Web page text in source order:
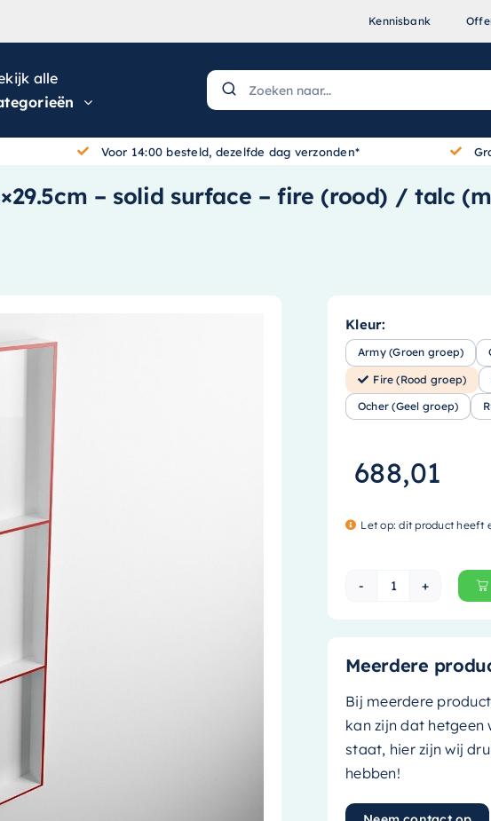
Kennisbank
alle
Voor 14:00 besteld, dezelfde dag verzonden*
– solid surface – fire (rood) / talc
Kleur:
Army (Groen groep)
Fire (Rood groep)
Ocher (Geel groep)
688,01
Let op: dit product heeft
Mondiaz
Meerdere
Bij meerdere
kan zijn dat hetgeen
staat, hier zijn wij
hebben!